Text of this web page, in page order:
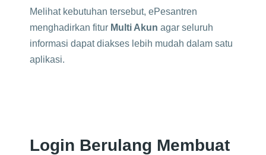
Melihat kebutuhan tersebut, ePesantren
menghadirkan fitur Multi Akun agar seluruh
informasi dapat diakses lebih mudah dalam satu
aplikasi.
Login Berulang Membuat